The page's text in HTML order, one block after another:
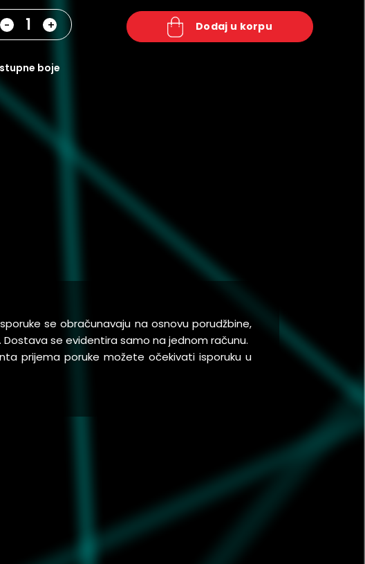
- + dodaj u korpu
boje
se obračunavaju na osnovu porudžbine,
Dostava se evidentira samo na jednom računu.
prijema poruke možete očekivati isporuku u